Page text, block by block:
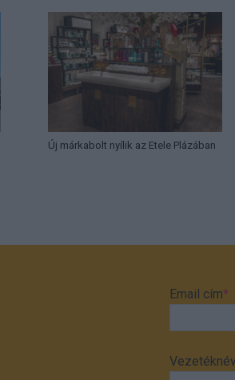
Új márkabolt nyílik az Etele Plázában
Email cím*